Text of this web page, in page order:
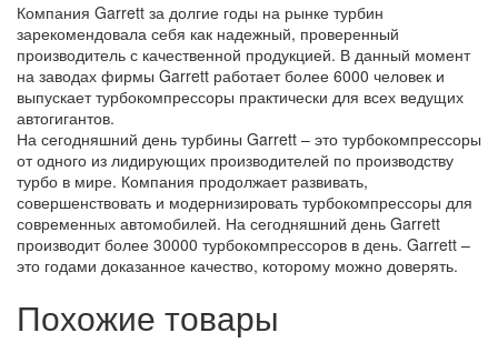
Компания Garrett за долгие годы на рынке турбин
зарекомендовала себя как надежный, проверенный
производитель с качественной продукцией. В данный момент
на заводах фирмы Garrett работает более 6000 человек и
выпускает турбокомпрессоры практически для всех ведущих
автогигантов.
На сегодняшний день турбины Garrett – это турбокомпрессоры
от одного из лидирующих производителей по производству
турбо в мире. Компания продолжает развивать,
совершенствовать и модернизировать турбокомпрессоры для
современных автомобилей. На сегодняшний день Garrett
производит более 30000 турбокомпрессоров в день. Garrett –
это годами доказанное качество, которому можно доверять.
Похожие товары